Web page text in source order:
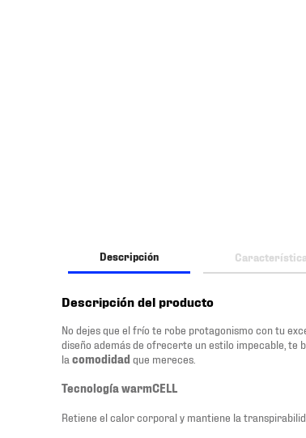
Descripción
Descripción del producto
No dejes que el frío te robe protagonismo con tu
diseño además de ofrecerte un estilo impecable, te
la comodidad que mereces.
Tecnología warmCELL
Retiene el calor corporal y mantiene la